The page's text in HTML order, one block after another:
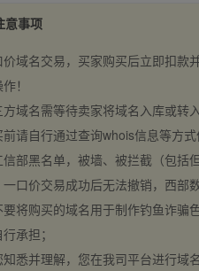
意事项
价域名交易，买家购买后立即扣款
！
方域名需等待卖家将域名入库或转
前请自行通过查询whois信息等方
信部黑名单，被墙、被拦截（包括
一口价交易成功后无法撤销，西部
要将购买的域名用于制作钓鱼诈骗
承担；
知悉并理解，您在我司平台进行域